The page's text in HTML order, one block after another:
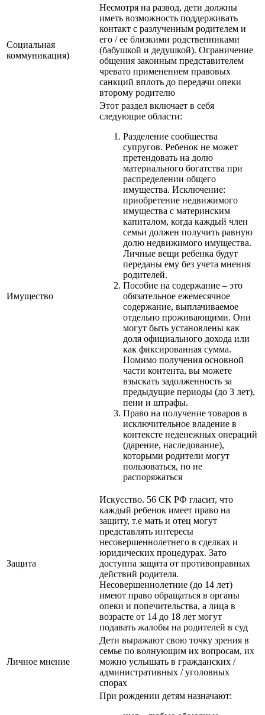
Социальная
коммуникация)
Несмотря на развод, дети должны
иметь возможность поддерживать
контакт с разлученным родителем и
его / ее близкими родственниками
(бабушкой и дедушкой). Ограничение
общения законным представителем
чревато применением правовых
санкций вплоть до передачи опеки
второму родителю
Имущество
Этот раздел включает в себя
следующие области:
Разделение сообщества
супругов. Ребенок не может
претендовать на долю
материального богатства при
распределении общего
имущества. Исключение:
приобретение недвижимого
имущества с материнским
капиталом, когда каждый член
семьи должен получить равную
долю недвижимого имущества.
Личные вещи ребенка будут
переданы ему без учета мнения
родителей.
Пособие на содержание – это
обязательное ежемесячное
содержание, выплачиваемое
отдельно проживающими. Они
могут быть установлены как
доля официального дохода или
как фиксированная сумма.
Помимо получения основной
части контента, вы можете
взыскать задолженность за
предыдущие периоды (до 3 лет),
пени и штрафы.
Право на получение товаров в
исключительное владение в
контексте неденежных операций
(дарение, наследование),
которыми родители могут
пользоваться, но не
распоряжаться
Защита
Искусство. 56 СК РФ гласит, что
каждый ребенок имеет право на
защиту, т.е мать и отец могут
представлять интересы
несовершеннолетнего в сделках и
юридических процедурах. Зато
доступна защита от противоправных
действий родителя.
Несовершеннолетние (до 14 лет)
имеют право обращаться в органы
опеки и попечительства, а лица в
возрасте от 14 до 18 лет могут
подавать жалобы на родителей в суд
Личное мнение
Дети выражают свою точку зрения в
семье по волнующим их вопросам, их
можно услышать в гражданских /
административных / уголовных
спорах
При рождении детям назначают: